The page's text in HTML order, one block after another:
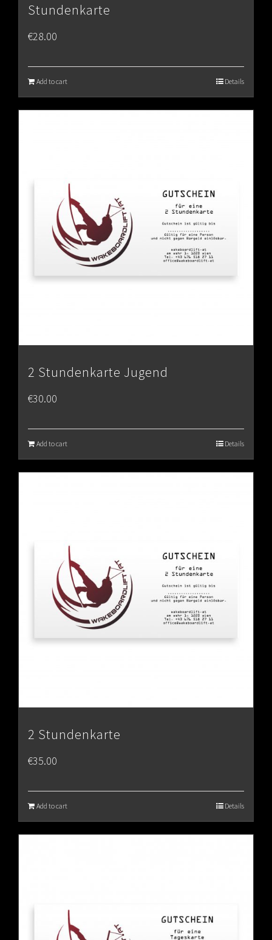
Stundenkarte
€28.00
Add to cart Details
2 Stundenkarte Jugend
€30.00
Add to cart Details
2 Stundenkarte
€35.00
Add to cart Details